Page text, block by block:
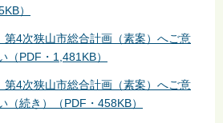
）
第4次狭山市総合計画（素案）へご意
（PDF・1,481KB）
第4次狭山市総合計画（素案）へご意
（続き）（PDF・458KB）